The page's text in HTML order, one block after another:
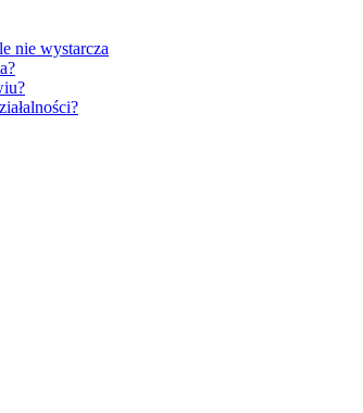
nie wystarcza